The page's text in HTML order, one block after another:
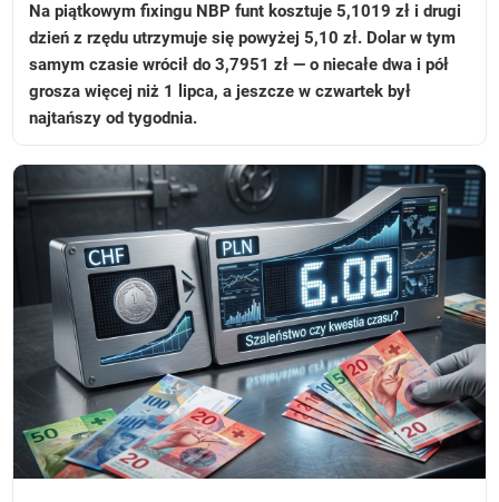
Na piątkowym fixingu NBP funt kosztuje 5,1019 zł i drugi
dzień z rzędu utrzymuje się powyżej 5,10 zł. Dolar w tym
samym czasie wrócił do 3,7951 zł — o niecałe dwa i pół
grosza więcej niż 1 lipca, a jeszcze w czwartek był
najtańszy od tygodnia.